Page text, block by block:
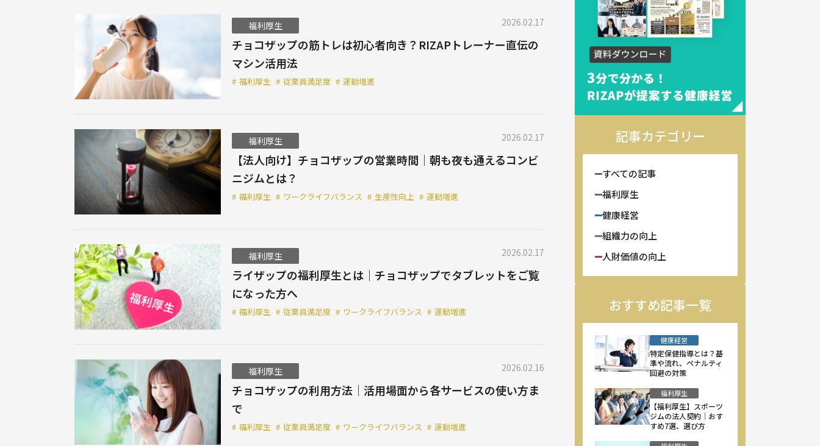
2026.02.17
福利厚生
チョコザップの筋トレは初心者向き？RIZAPトレーナー直伝の
マシン活用法
# 福利厚生 # 従業員満足度 # 運動増進
2026.02.17
福利厚生
【法人向け】チョコザップの営業時間｜朝も夜も通えるコンビ
ニジムとは？
# 福利厚生 # ワークライフバランス # 生産性向上 # 運動増進
2026.02.17
福利厚生
ライザップの福利厚生とは｜チョコザップでタブレットをご覧
になった方へ
# 福利厚生 # 従業員満足度 # ワークライフバランス # 運動増進
2026.02.16
福利厚生
チョコザップの利用方法｜活用場面から各サービスの使い方ま
で
# 福利厚生 # 従業員満足度 # ワークライフバランス # 運動増進
記事カテゴリー
すべての記事
福利厚生
健康経営
組織力の向上
人財価値の向上
おすすめ記事一覧
健康経営
特定保健指導とは？基
準や流れ、ペナルティ
回避の対策
福利厚生
【福利厚生】スポーツ
ジムの法人契約｜おす
すめ7選、選び方